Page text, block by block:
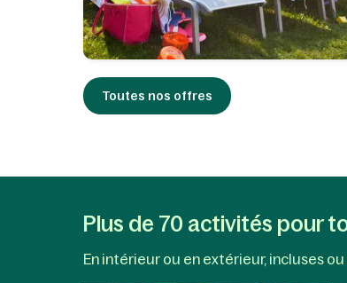
de beaux sentiers de randonnée juste
en face du domaine.
Toutes nos offres
Plus de 70 activités pour
En intérieur ou en extérieur, incluses